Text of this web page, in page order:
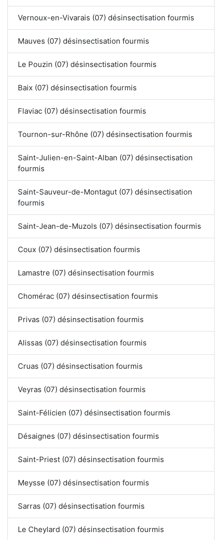
Vernoux-en-Vivarais (07) désinsectisation fourmis
Mauves (07) désinsectisation fourmis
Le Pouzin (07) désinsectisation fourmis
Baix (07) désinsectisation fourmis
Flaviac (07) désinsectisation fourmis
Tournon-sur-Rhône (07) désinsectisation fourmis
Saint-Julien-en-Saint-Alban (07) désinsectisation
fourmis
Saint-Sauveur-de-Montagut (07) désinsectisation
fourmis
Saint-Jean-de-Muzols (07) désinsectisation fourmis
Coux (07) désinsectisation fourmis
Lamastre (07) désinsectisation fourmis
Chomérac (07) désinsectisation fourmis
Privas (07) désinsectisation fourmis
Alissas (07) désinsectisation fourmis
Cruas (07) désinsectisation fourmis
Veyras (07) désinsectisation fourmis
Saint-Félicien (07) désinsectisation fourmis
Désaignes (07) désinsectisation fourmis
Saint-Priest (07) désinsectisation fourmis
Meysse (07) désinsectisation fourmis
Sarras (07) désinsectisation fourmis
Le Cheylard (07) désinsectisation fourmis